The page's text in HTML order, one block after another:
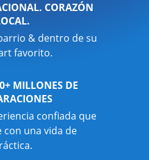
CORAZÓN
& dentro de su
favorito.
MILLONES DE
confiada que
con una vida de